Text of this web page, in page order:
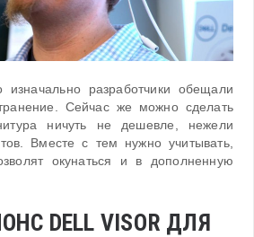
разработчики обещали
Сейчас же можно сделать
ничуть не дешевле, нежели
Вместе с тем нужно учитывать,
окунаться и в дополненную
DELL VISOR ДЛЯ